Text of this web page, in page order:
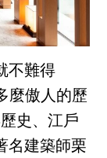
不難得
麼傲人的歷
史、江戶
名建築師栗